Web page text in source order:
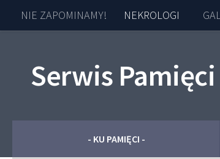
Skip to content
NIE ZAPOMINAMY! NEKROLOGI
Serwis
- KU PAMIĘCI -